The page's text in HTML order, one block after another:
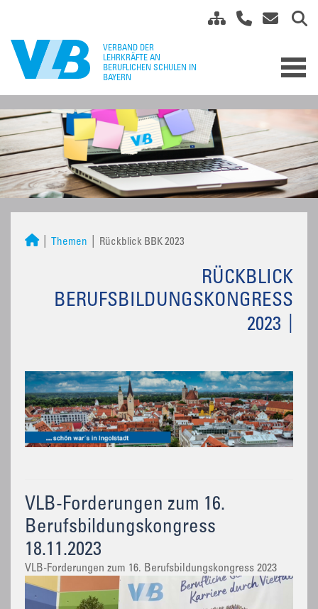
Themen Rückblick BBK 2023
RÜCKBLICK
BERUFSBILDUNGSKONGRESS
2023
VLB-Forderungen zum 16.
Berufsbildungskongress
18.11.2023
VLB-Forderungen zum 16. Berufsbildungskongress 2023